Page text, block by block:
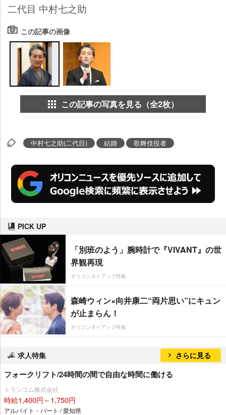
二代目 中村七之助
この記事の画像
この記事の写真を見る（全2枚）
中村七之助(二代目) 結婚 歌舞伎役者
PICK UP
「別班のよう」腕時計で『VIVANT』の世
界観再現
オリコンタイアップ特集
森崎ウィン×向井康二“両片思い”にキュン
が止まらん！
オリコンタイアップ特集
求人特集 さらに見る
フォークリフト/24時間の間で自由な時間に働ける
トランコム株式会社
時給1,400円～1,750円
アルバイト・パート / 愛知県